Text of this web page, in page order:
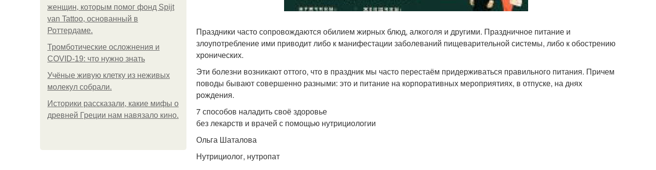
женщин, которым помог фонд Spijt
van Tattoo, основанный в
Роттердаме.
Тромботические осложнения и
COVID-19: что нужно знать
Учёные живую клетку из неживых
молекул собрали.
Историки рассказали, какие мифы о
древней Греции нам навязало кино.
Праздники часто сопровождаются обилием жирных блюд, алкоголя и другими. Праздничное питание и
злоупотребление ими приводит либо к манифестации заболеваний пищеварительной системы, либо к обострению
хронических.
Эти болезни возникают оттого, что в праздник мы часто перестаём придерживаться правильного питания. Причем
поводы бывают совершенно разными: это и питание на корпоративных мероприятиях, в отпуске, на днях
рождения.
7 способов наладить своё здоровье
без лекарств и врачей с помощью нутрициологии
Ольга Шаталова
Нутрициолог, нутропат